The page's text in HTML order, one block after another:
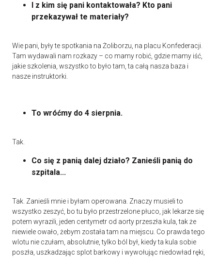
I z kim się pani kontaktowała? Kto pani
przekazywał te materiały?
Wie pani, były te spotkania na Żoliborzu, na placu Konfederacji.
Tam wydawali nam rozkazy – co mamy robić, gdzie mamy iść,
jakie szkolenia, wszystko to było tam, ta całą nasza baza i
nasze instruktorki.
To wróćmy do 4 sierpnia.
Tak.
Co się z panią dalej działo? Zanieśli panią do
szpitala...
Tak. Zanieśli mnie i byłam operowana. Znaczy musieli to
wszystko zeszyć, bo tu było przestrzelone płuco, jak lekarze się
potem wyrazili, jeden centymetr od aorty przeszła kula, tak że
niewiele owało, żebym została tam na miejscu. Co prawda tego
wlotu nie czułam, absolutnie, tylko ból był, kiedy ta kula sobie
poszła, uszkadzając splot barkowy i wywołując niedowład ręki,